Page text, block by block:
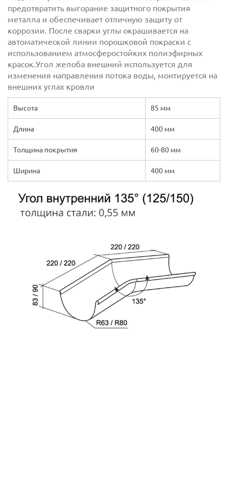
предотвратить выгорание защитного покрытия
металла и обеспечивает отличную защиту от
коррозии. После сварки углы окрашивается на
автоматической линии порошковой покраски с
использованием атмосферостойких полиэфирных
красок.Угол желоба внешний используется для
изменения направления потока воды, монтируется на
внешних углах кровли
Высота 85 мм
Длина 400 мм
Толщина покрытия 60-80 мм
Ширина 400 мм